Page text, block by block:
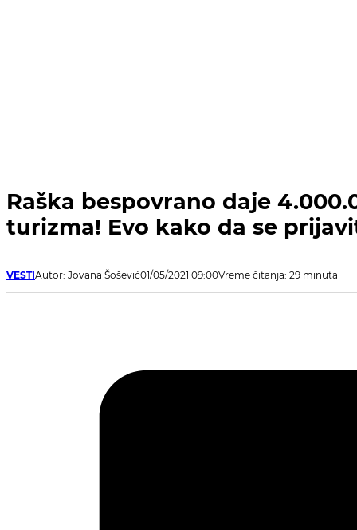
Raška bespovrano daje
turizma! Evo kako da se
VESTIAutor: Jovana Šošević01/05/2021 09:00Vreme čitanja: 29 minuta